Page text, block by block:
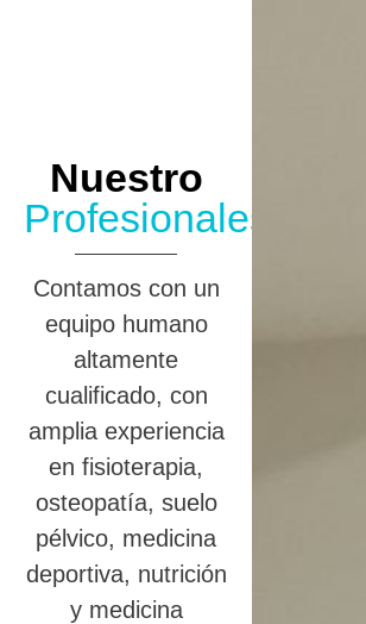
Nuestro
Profesionales
Contamos con un
equipo humano
altamente
cualificado, con
amplia experiencia
en fisioterapia,
osteopatía, suelo
pélvico, medicina
deportiva, nutrición
y medicina